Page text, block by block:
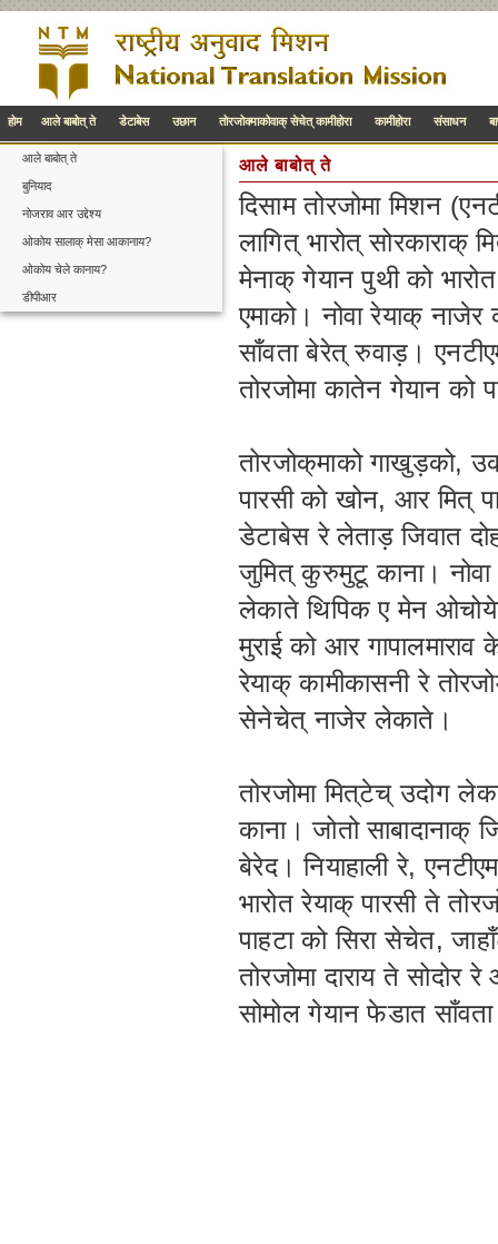
होम आले बाबोत् ते डेटाबेस उछान तोरजोक्माकोवाक् सेचेत् कामीहोरा कामीहोरा संसाधन
आले बाबोत् ते
बुनियाद
नोजराव आर उद्देश्य
ओकोय सालाक् मेसा आकानाय?
ओकोय चेले कानाय?
डीपीआर
आले बाबोत् ते
दिसाम तोरजोमा मिशन
लागित् भारोत् सोरकाराक्
मेनाक् गेयान पुथी को
एमाको। नोवा रेयाक्
साँवता बेरेत् रुवाड़।
तोरजोमा कातेन गेयान को
तोरजोक्‌माको गाखुड़को,
पारसी को खोन, आर मित्
डेटाबेस रे लेताड़ जिवात
जुमित् कुरुमुटू काना। नोवा
लेकाते थिपिक ए मेन
मुराई को आर
रेयाक् कामीकासनी रे
सेनेचेत् नाजेर लेकाते।
तोरजोमा मित्‌टेच् उदोग
काना। जोतो साबादानाक्
बेरेद। नियाहाली रे,
भारोत रेयाक् पारसी ते
पाहटा को सिरा सेचेत,
तोरजोमा दाराय ते
सोमोल गेयान फेडात